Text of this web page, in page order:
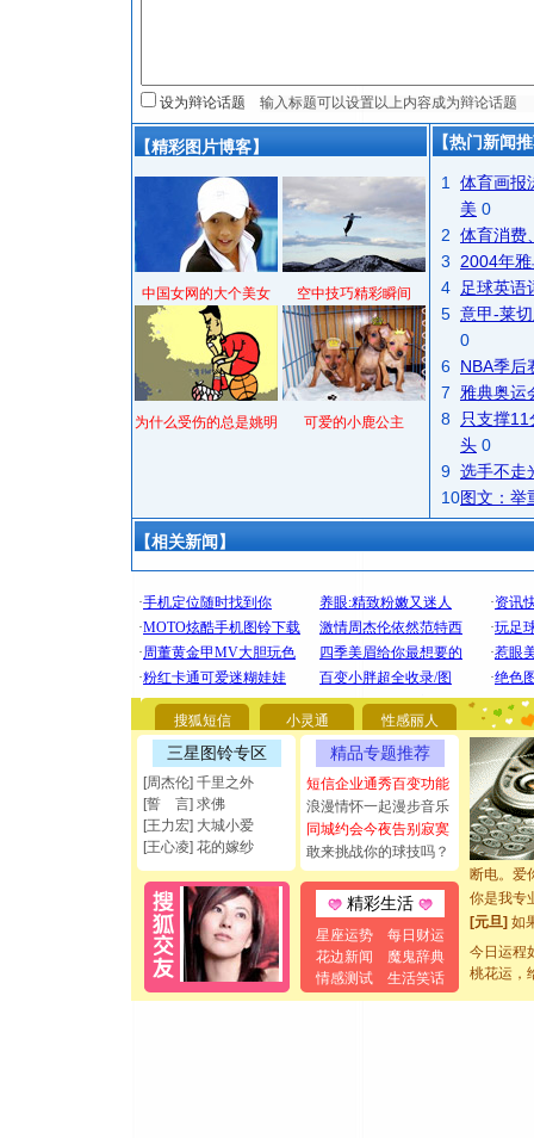
设为辩论话题
【精彩图片博客】
中国女网的大个美女 空中技巧精彩瞬间
为什么受伤的总是姚明 可爱的小鹿公主
【热门新闻
1
体育画报
美 0
2 体育消费
3
2004年
4
足球英语
5 意甲-莱
0
6 NBA季后
7
雅典奥运
8
只支撑
头 0
9 选手不走
10图文：举
【相关新闻】
搜狐短信 小灵通 性感丽人
三星图铃专区
[周杰伦] 千里之外
[誓 言] 求佛
[王力宏] 大城小爱
[王心凌] 花的嫁纱
精品专题推荐
短信企业通秀百变功能
浪漫情怀一起漫步音乐
同城约会今夜告别寂寞
敢来挑战你的球技吗？
精彩生活
星座运势
每日财运
花边新闻
魔鬼辞典
情感测试
生活笑话
[圣诞节]
你太多
要平安！
[圣诞节]
能正大
都要快乐
[圣诞节]
如意,快
[元旦]看
断电。爱
你是我专
[元旦] 如
离。水
[元旦]当
今日运程
桃花运，